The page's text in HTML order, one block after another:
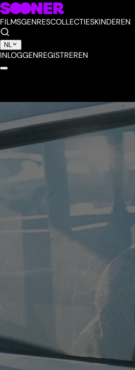
FILMSGENRESCOLLECTIESKINDEREN
NL
INLOGGENREGISTREREN